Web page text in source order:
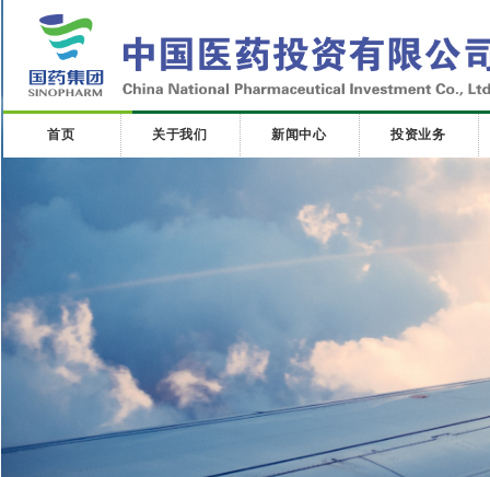
首页 关于我们 新闻中心 投资业务